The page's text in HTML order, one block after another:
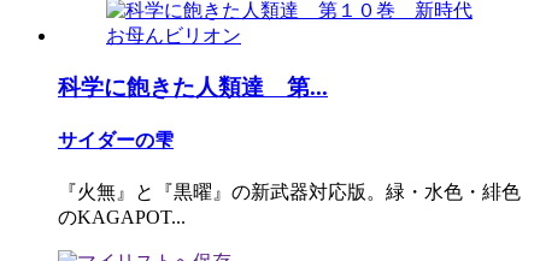
科学に飽きた人類達 第...
サイダーの雫
『火無』と『黒曜』の新武器対応版。緑・水色・緋色
のKAGAPOT...